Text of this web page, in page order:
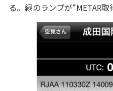
る。緑のランプが“METAR取